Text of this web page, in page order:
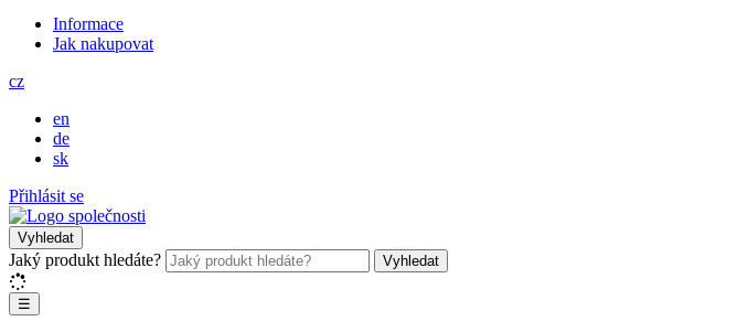
Informace
Jak nakupovat
cz
en
de
sk
Přihlásit se
Vyhledat
Jaký produkt hledáte? Vyhledat
☰